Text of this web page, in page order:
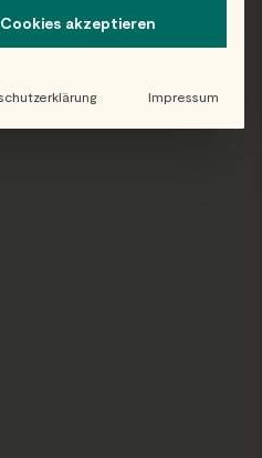
akzeptieren
Impressum